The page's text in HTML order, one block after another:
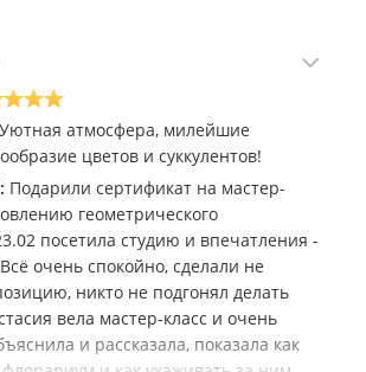
из суккулентов и мха —
картины.
Различные изделия и кашпо из бетона,
особую атмосферу в интерьер.
работы. Экологичные изделия,
в технике макраме, которые станут
интерьера.
композиции. Букеты и долговечные
живых стабилизированных растений.
интерьера из натуральных
ретро предметов, которым дали
Уютная атмосфера, милейшие
цветов и суккулентов!
Подарили сертификат на мастер-
геометрического
посетила студию и впечатления -
очень спокойно, сделали не
никто не подгонял делать
вела мастер-класс и очень
и рассказала, показала как